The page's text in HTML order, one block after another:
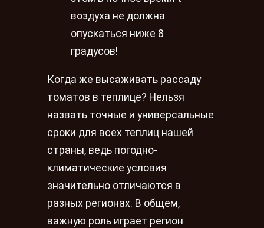
воздуха не должна
опускаться ниже 8
градусов!
Когда же высаживать рассаду
томатов в теплице? Нельзя
назвать точные и универсальные
сроки для всех теплиц нашей
страны, ведь погодно-
климатические условия
значительно отличаются в
разных регионах. В общем,
важную роль играет регион